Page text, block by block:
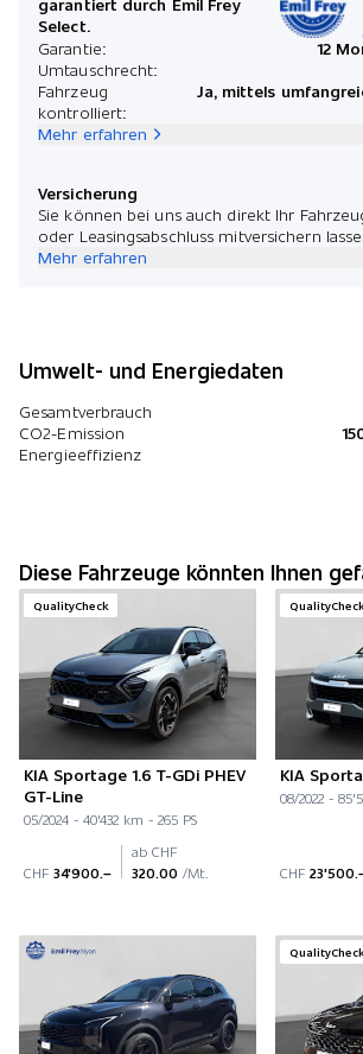
Select.
Garantie:
12
Umtauschrecht:
Fahrzeug
kontrolliert:
Ja, mittels
Mehr erfahren
Versicherung
Sie können bei uns auch direkt Ihr
oder Leasingsabschluss mitversichern
Mehr erfahren
Umwelt- und Energiedaten
Gesamtverbrauch
CO2-Emission
Energieeffizienz
Diese Fahrzeuge könnten Ihnen
QualityCheck
KIA Sportage 1.6 T-GDi PHEV
GT-Line
05/2024 - 40'432 km - 265 PS
CHF 34'900.–
ab CHF
320.00 /Mt.
QualityCheck
KIA
08/2022 -
CHF
QualityCheck